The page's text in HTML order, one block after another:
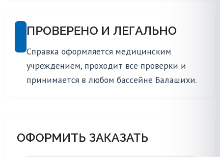
ПРОВЕРЕНО И ЛЕГАЛЬНО
Справка оформляется медицинским
учреждением, проходит все проверки и
принимается в любом бассейне Балашихи.
ОФОРМИТЬ ЗАКАЗАТЬ